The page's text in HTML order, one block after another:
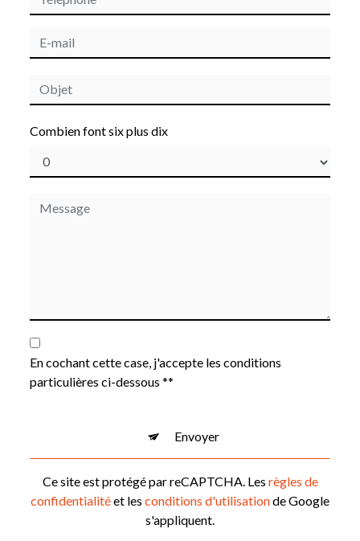
Combien font six plus dix
En cochant cette case, j'accepte les conditions
particulières ci-dessous **
Envoyer
Ce site est protégé par reCAPTCHA. Les règles de
confidentialitéet les conditions d'utilisationde Google
s'appliquent.